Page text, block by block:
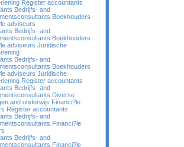
Register accountants
Bedrijfs- and
Boekhouders
adviseurs
Bedrijfs- and
Boekhouders
adviseurs Juridische
Bedrijfs- and
Boekhouders
adviseurs Juridische
Register accountants
Bedrijfs- and
Diverse
and onderwijs Financi?le
Register accountants
Bedrijfs- and
Financi?le
Bedrijfs- and
Financi?le